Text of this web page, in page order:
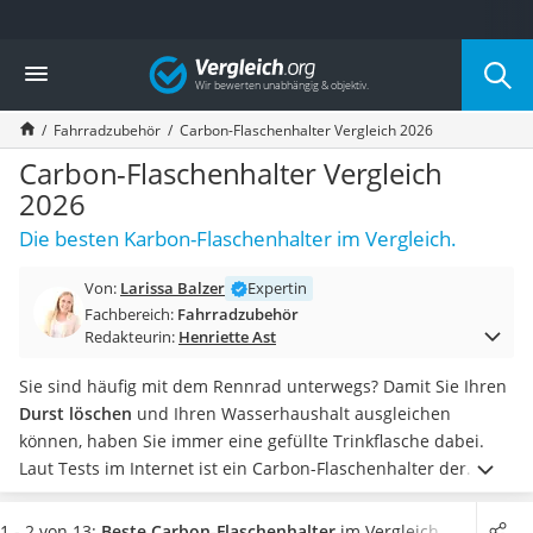
Die beliebtesten Vergleiche nach Kategorie
Freizeit & Sport
Gartentrampolin
Trampolin
Metalldetektor
Eufab-Fahrradträger
Trampolin 366 cm
Fahrradschloss
Futterboot
Air Bike
Trekkingschuhe Herren
Reisetasche mit Rollen
Klimmzugstation
Koffer
Nachtsichtgerät
Vergleich
Fahrradzubehör Carbon-Flaschenhalter Vergleich 2026
Carbon-Flaschenhalter Vergleich
2026
Die besten Karbon-Flaschenhalter im Vergleich.
Von: Larissa Balzer
Expertin
Fachbereich: Fahrradzubehör
Redakteurin: Henriette Ast
Sie sind häufig mit dem Rennrad unterwegs? Damit Sie Ihren
Durst löschen und Ihren Wasserhaushalt ausgleichen
können, haben Sie immer eine gefüllte Trinkflasche dabei.
Laut Tests im Internet ist ein Carbon-Flaschenhalter der
perfekte Aufbewahrungsort, um keinen unnötigen Ballast zu
transportieren. Das gilt auch für andere Fahrradmodelle, mit